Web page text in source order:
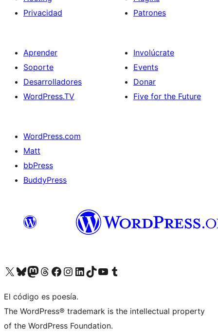
Privacidad
Patrones
Aprender
Soporte
Desarrolladores
WordPress.TV
Involúcrate
Events
Donar
Five for the Future
WordPress.com
Matt
bbPress
BuddyPress
Visit our X (formerly Twitter) account
Visit our Bluesky account
Visita nuestra cuenta de Twitter
Visit our Threads account
Visita nuestra página de Facebook
Visite nuestra cuenta de Instagram
Visit our LinkedIn account
Visit our TikTok account
Visit our YouTube channel
Visit our Tumblr account
El código es poesía.
The WordPress® trademark is the intellectual property
of the WordPress Foundation.